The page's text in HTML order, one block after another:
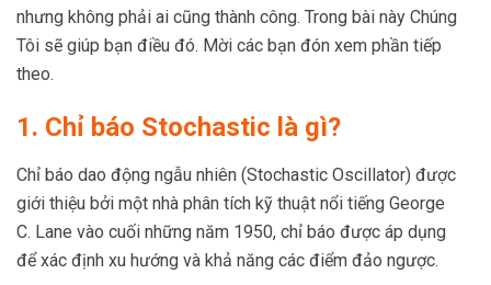
nhưng không phải ai cũng thành công. Trong bài này Chúng
Tôi sẽ giúp bạn điều đó. Mời các bạn đón xem phần tiếp
theo.
1. Chỉ báo Stochastic là gì?
Chỉ báo dao động ngẫu nhiên (Stochastic Oscillator) được
giới thiệu bởi một nhà phân tích kỹ thuật nổi tiếng George
C. Lane vào cuối những năm 1950, chỉ báo được áp dụng
để xác định xu hướng và khả năng các điểm đảo ngược.